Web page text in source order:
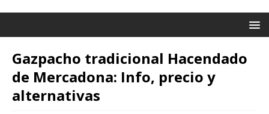
Gazpacho tradicional Hacendado
de Mercadona: Info, precio y
alternativas